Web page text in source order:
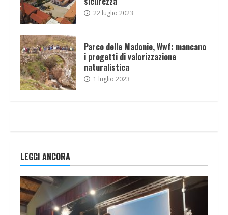
22 luglio 2023
Parco delle Madonie, Wwf: mancano
i progetti di valorizzazione
naturalistica
1 luglio 2023
LEGGI ANCORA